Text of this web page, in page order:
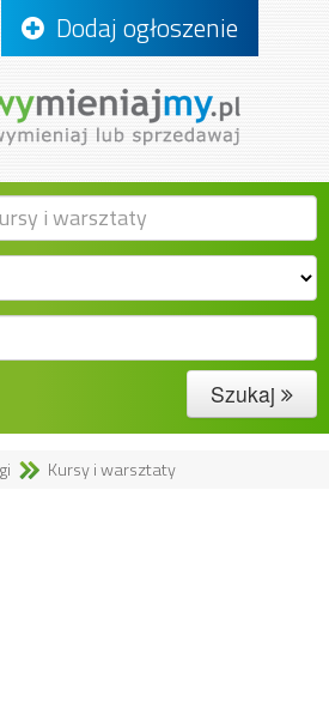
Dodaj ogłoszenie
Szukaj
Kursy i warsztaty